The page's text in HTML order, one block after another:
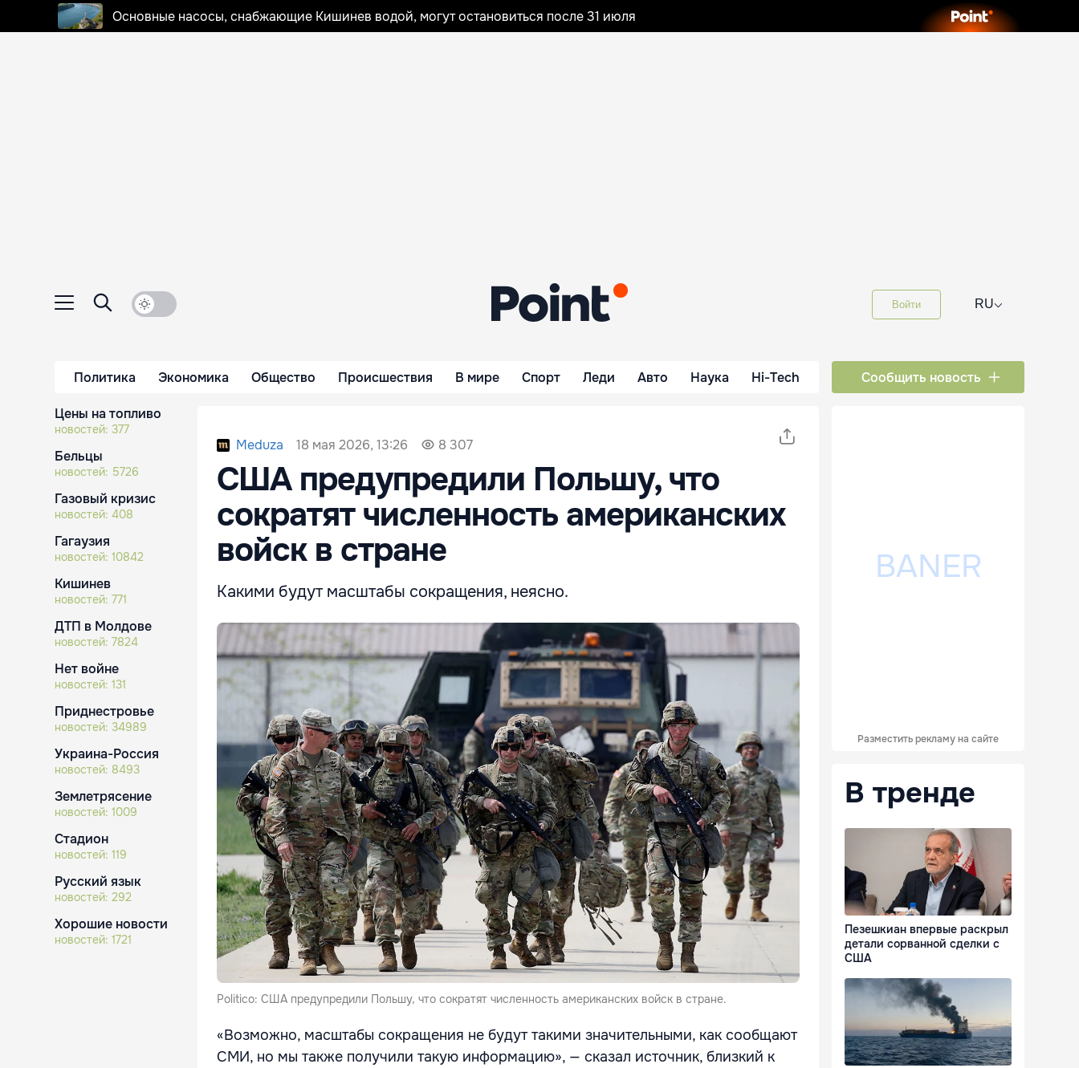
Основные насосы, снабжающие Кишинев водой, могут остановиться после 31 июля
Войти RU⌵
Политика Экономика Общество Происшествия В мире Спорт Леди Авто Наука Hi-Tech Сообщить новость
Цены на топливо
новостей: 377
Бельцы
новостей: 5726
Газовый кризис
новостей: 408
Гагаузия
новостей: 10842
Кишинев
новостей: 771
ДТП в Молдове
новостей: 7824
Нет войне
новостей: 131
Приднестровье
новостей: 34989
Украина-Россия
новостей: 8493
Землетрясение
новостей: 1009
Стадион
новостей: 119
Русский язык
новостей: 292
Хорошие новости
новостей: 1721
Meduza 18 мая 2026, 13:26 8 307
США предупредили Польшу, что
сократят численность американских
войск в стране
Какими будут масштабы сокращения, неясно.
Politico: США предупредили Польшу, что сократят численность американских войск в стране.
«Возможно, масштабы сокращения не будут такими значительными, как сообщают
СМИ, но мы также получили такую информацию», — сказал источник, близкий к
Разместить рекламу на сайте
В тренде
Пезешкиан впервые раскрыл
детали сорванной сделки с
США